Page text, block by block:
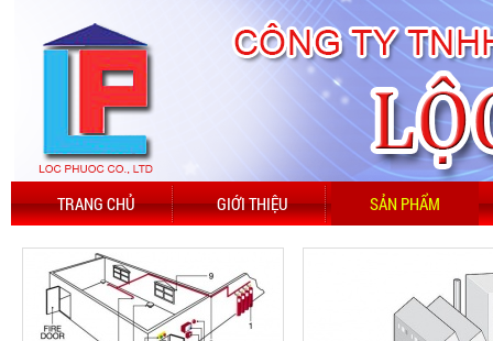
TRANG CHỦ GIỚI THIỆU SẢN PHẨM